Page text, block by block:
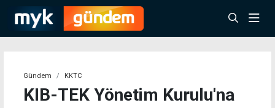
Gündem KKTC
KIB-TEK Yönetim Kurulu'na